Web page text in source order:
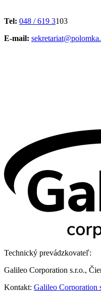
Tel: 048 / 619 3103
E-mail:
Technický prevádzkovateľ:
Galileo Corporation s.r.o.,
Kontakt: Galileo Corporation